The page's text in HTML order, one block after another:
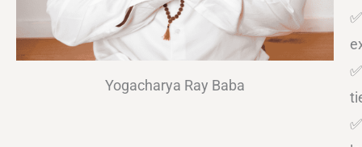
Yogacharya Ray Baba
✅
✅
✅